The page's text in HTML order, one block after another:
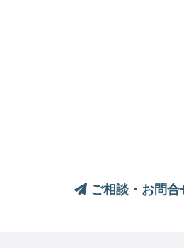
ご相談・お問合